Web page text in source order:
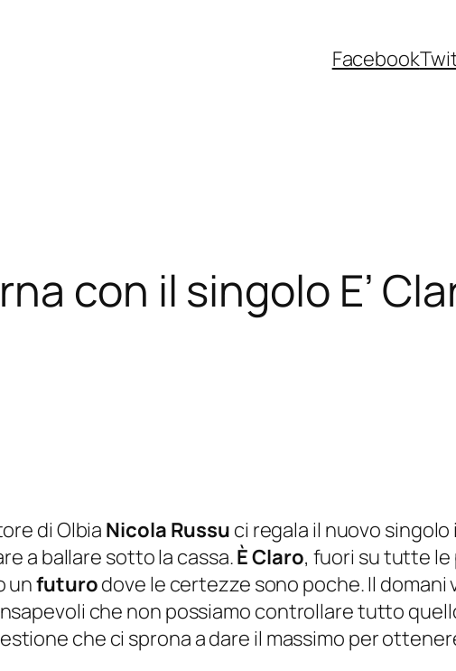
Facebook
con il singolo E’
di Olbia Nicola Russu ci regala il nuovo
a ballare sotto la cassa.È Claro, fuori su tutte
unfuturodove le certezze sono poche. Il
che non possiamo controllare tutto
che ci sprona a dare il massimo per